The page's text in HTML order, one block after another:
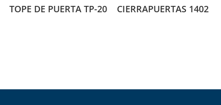
TOPE DE PUERTA TP-20 CIERRAPUERTAS 1402